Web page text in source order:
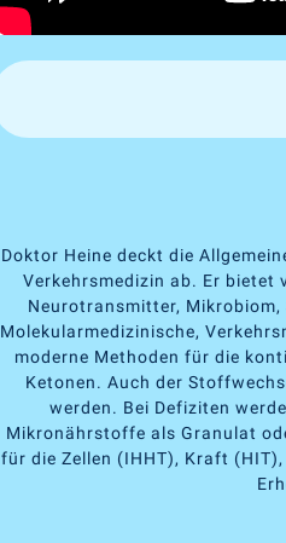
Doktor Heine deckt die
Verkehrsmedizin ab. Er bietet
Neurotransmitter,
Molekularmedizinische,
moderne Methoden für die
Ketonen. Auch der
werden. Bei Defiziten
Mikronährstoffe als Granulat
für die Zellen (IHHT), Kraft